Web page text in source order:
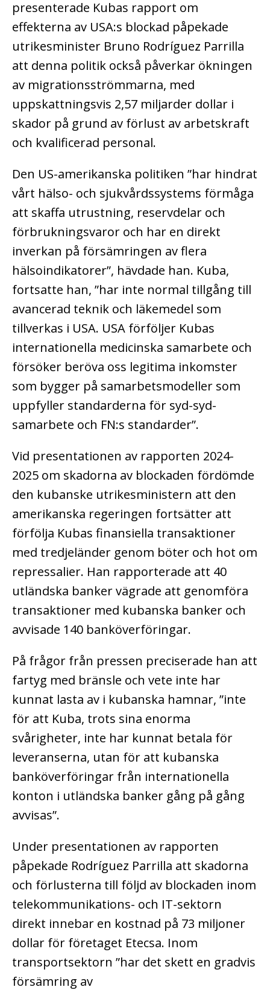
presenterade Kubas rapport om
effekterna av USA:s blockad påpekade
utrikesminister Bruno Rodríguez Parrilla
att denna politik också påverkar ökningen
av migrationsströmmarna, med
uppskattningsvis 2,57 miljarder dollar i
skador på grund av förlust av arbetskraft
och kvalificerad personal.
Den US-amerikanska politiken ”har hindrat
vårt hälso- och sjukvårdssystems förmåga
att skaffa utrustning, reservdelar och
förbrukningsvaror och har en direkt
inverkan på försämringen av flera
hälsoindikatorer”, hävdade han. Kuba,
fortsatte han, ”har inte normal tillgång till
avancerad teknik och läkemedel som
tillverkas i USA. USA förföljer Kubas
internationella medicinska samarbete och
försöker beröva oss legitima inkomster
som bygger på samarbetsmodeller som
uppfyller standarderna för syd-syd-
samarbete och FN:s standarder”.
Vid presentationen av rapporten 2024-
2025 om skadorna av blockaden fördömde
den kubanske utrikesministern att den
amerikanska regeringen fortsätter att
förfölja Kubas finansiella transaktioner
med tredjeländer genom böter och hot om
repressalier. Han rapporterade att 40
utländska banker vägrade att genomföra
transaktioner med kubanska banker och
avvisade 140 banköverföringar.
På frågor från pressen preciserade han att
fartyg med bränsle och vete inte har
kunnat lasta av i kubanska hamnar, ”inte
för att Kuba, trots sina enorma
svårigheter, inte har kunnat betala för
leveranserna, utan för att kubanska
banköverföringar från internationella
konton i utländska banker gång på gång
avvisas”.
Under presentationen av rapporten
påpekade Rodríguez Parrilla att skadorna
och förlusterna till följd av blockaden inom
telekommunikations- och IT-sektorn
direkt innebar en kostnad på 73 miljoner
dollar för företaget Etecsa. Inom
transportsektorn ”har det skett en gradvis
försämring av